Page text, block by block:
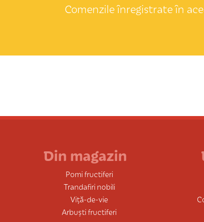
Comenzile înregistrate în
Din magazin
Pomi fructiferi
Trandafiri nobili
Viță-de-vie
Arbuști fructiferi